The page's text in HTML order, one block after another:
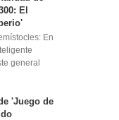
El
En
general
'Juego de